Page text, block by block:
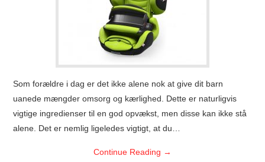
Som forældre i dag er det ikke alene nok at give dit barn
uanede mængder omsorg og kærlighed. Dette er naturligvis
vigtige ingredienser til en god opvækst, men disse kan ikke stå
alene. Det er nemlig ligeledes vigtigt, at du…
Continue Reading →